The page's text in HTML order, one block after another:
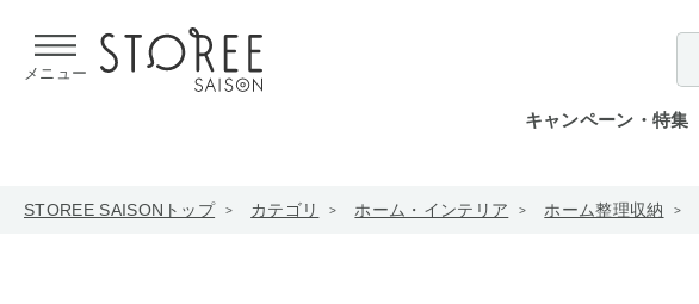
メニュー
キャンペーン・特集
STOREE SAISONトップ カテゴリ ホーム・インテリア ホーム整理収納